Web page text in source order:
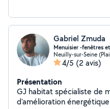
Gabriel Zmuda
Menuisier -fenêtres
Neuilly-sur-Seine
4/5 (2 avis)
Présentation
GJ habitat spécialiste de
d'amélioration énergétique. Nous remplacerons